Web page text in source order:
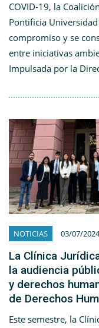
COVID-19, la
Pontificia Universidad
compromiso y se
entre iniciativas
Impulsada por la
NOTICIAS 03/07/2024
La Clínica
la audiencia
y derechos
de Derechos
Este semestre, la